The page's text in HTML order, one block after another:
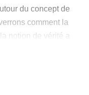
du concept de
comment la
notion de vérité a
tirés de grands
athénienne, le